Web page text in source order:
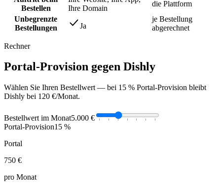
Bestellen
Ihre Domain
die Plattform
Unbegrenzte
Bestellungen
Ja
je Bestellung
abgerechnet
Rechner
Portal-Provision gegen Dishly
Wählen Sie Ihren Bestellwert — bei 15 % Portal-Provision bleibt
Dishly bei 120 €/Monat.
Bestellwert im Monat5.000 €
Portal-Provision15 %
Portal
750 €
pro Monat